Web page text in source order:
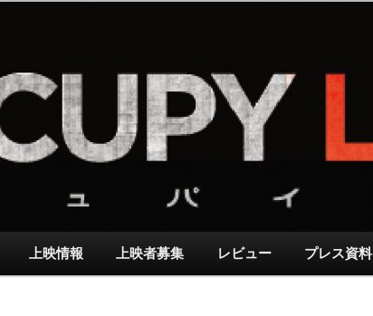
上映情報 上映者募集 レビュー プレス資料